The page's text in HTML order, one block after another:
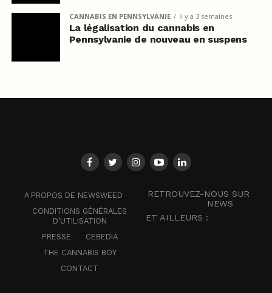
CANNABIS EN PENNSYLVANIE il y a 3 semaines
La légalisation du cannabis en
Pennsylvanie de nouveau en suspens
A PROPOS DE NEWSWEED
CONDITIONS GÉNÉRALES
D’UTILISATION
PRESSE
CEBEDIA
THE CANNABIS BOY
CONTACT
RETROUVEZ-NOUS SUR
NEWS
ET AILLEURS :